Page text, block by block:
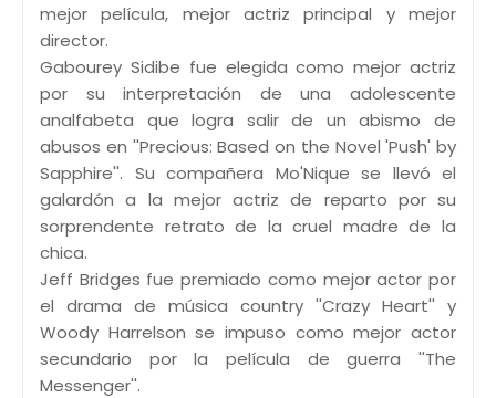
mejor película, mejor actriz principal y mejor
director.
Gabourey Sidibe fue elegida como mejor actriz
por su interpretación de una adolescente
analfabeta que logra salir de un abismo de
abusos en ''Precious: Based on the Novel 'Push' by
Sapphire''. Su compañera Mo'Nique se llevó el
galardón a la mejor actriz de reparto por su
sorprendente retrato de la cruel madre de la
chica.
Jeff Bridges fue premiado como mejor actor por
el drama de música country ''Crazy Heart'' y
Woody Harrelson se impuso como mejor actor
secundario por la película de guerra ''The
Messenger''.